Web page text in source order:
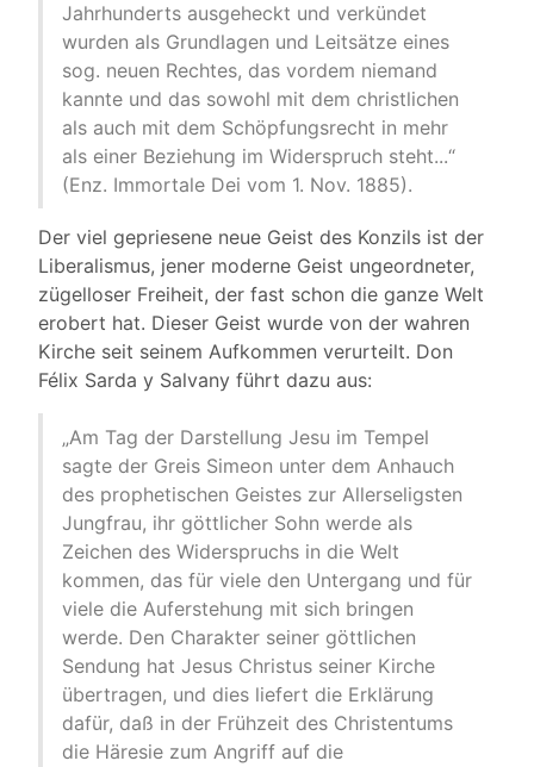
Jahrhunderts ausgeheckt und verkündet
wurden als Grundlagen und Leitsätze eines
sog. neuen Rechtes, das vordem niemand
kannte und das sowohl mit dem christlichen
als auch mit dem Schöpfungsrecht in mehr
als einer Beziehung im Widerspruch steht...“
(Enz. Immortale Dei vom 1. Nov. 1885).
Der viel gepriesene neue Geist des Konzils ist der
Liberalismus, jener moderne Geist ungeordneter,
zügelloser Freiheit, der fast schon die ganze Welt
erobert hat. Dieser Geist wurde von der wahren
Kirche seit seinem Aufkommen verurteilt. Don
Félix Sarda y Salvany führt dazu aus:
„Am Tag der Darstellung Jesu im Tempel
sagte der Greis Simeon unter dem Anhauch
des prophetischen Geistes zur Allerseligsten
Jungfrau, ihr göttlicher Sohn werde als
Zeichen des Widerspruchs in die Welt
kommen, das für viele den Untergang und für
viele die Auferstehung mit sich bringen
werde. Den Charakter seiner göttlichen
Sendung hat Jesus Christus seiner Kirche
übertragen, und dies liefert die Erklärung
dafür, daß in der Frühzeit des Christentums
die Häresie zum Angriff auf die